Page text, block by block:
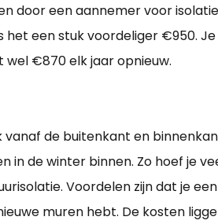
door een aannemer voor
het een stuk voordeliger €950.
€870 elk jaar opnieuw.
vanaf de buitenkant en
in de winter binnen. Zo hoef je
Voordelen zijn dat je
muren hebt. De kosten